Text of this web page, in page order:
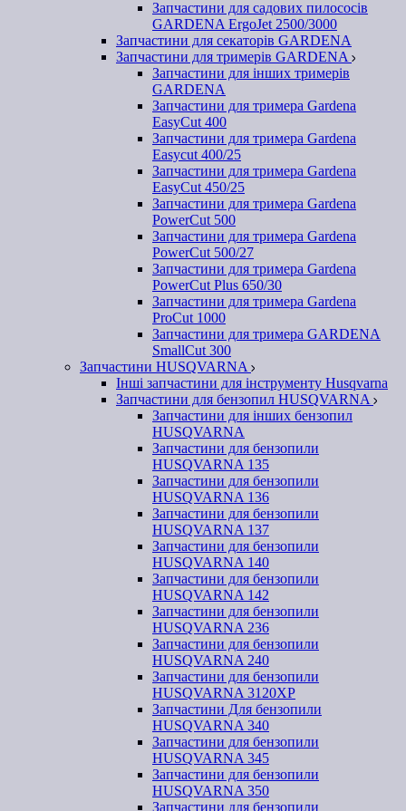
Запчастини для садових пилососів
GARDENA ErgoJet 2500/3000
Запчастини для секаторів GARDENA
Запчастини для тримерів GARDENA
Запчастини для інших тримерів
GARDENA
Запчастини для тримера Gardena
EasyCut 400
Запчастини для тримера Gardena
Easycut 400/25
Запчастини для тримера Gardena
EasyCut 450/25
Запчастини для тримера Gardena
PowerCut 500
Запчастини для тримера Gardena
PowerCut 500/27
Запчастини для тримера Gardena
PowerCut Plus 650/30
Запчастини для тримера Gardena
ProCut 1000
Запчастини для тримера GARDENA
SmallCut 300
Запчастини HUSQVARNA
Інші запчастини для інструменту Husqvarna
Запчастини для бензопил HUSQVARNA
Запчастини для інших бензопил
HUSQVARNA
Запчастини для бензопили
HUSQVARNA 135
Запчастини для бензопили
HUSQVARNA 136
Запчастини для бензопили
HUSQVARNA 137
Запчастини для бензопили
HUSQVARNA 140
Запчастини для бензопили
HUSQVARNA 142
Запчастини для бензопили
HUSQVARNA 236
Запчастини для бензопили
HUSQVARNA 240
Запчастини для бензопили
HUSQVARNA 3120XP
Запчастини Для бензопили
HUSQVARNA 340
Запчастини для бензопили
HUSQVARNA 345
Запчастини для бензопили
HUSQVARNA 350
Запчастини для бензопили